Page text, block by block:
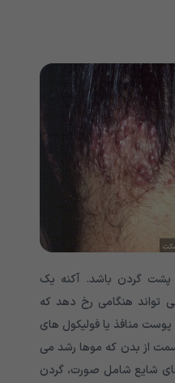
پشت گردن باشد. آکنه یک
تواند هنگامی رخ دهد که
منافذ یا فولیکول های
از بدن که موها رشد می
شایع شامل صورت، گردن